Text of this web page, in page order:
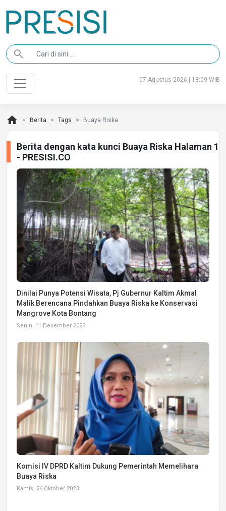
search
07 Agustus 2026 | 18:09 WIB
home Berita Tags Buaya Riska
Berita dengan kata kunci Buaya Riska Halaman 1
- PRESISI.CO
Dinilai Punya Potensi Wisata, Pj Gubernur Kaltim Akmal
Malik Berencana Pindahkan Buaya Riska ke Konservasi
Mangrove Kota Bontang
Senin, 11 Desember 2023
Komisi IV DPRD Kaltim Dukung Pemerintah Memelihara
Buaya Riska
Kamis, 26 Oktober 2023